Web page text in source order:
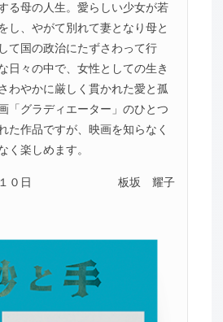
る母の人生。愛らしい少女が若
し、やがて別れて妻となり母と
て国の政治にたずさわって行
日々の中で、女性としての生き
わやかに厳しく貫かれた愛と孤
「グラディエーター」のひとつ
た作品ですが、映画を知らなく
く楽しめます。
０日 板坂 耀子